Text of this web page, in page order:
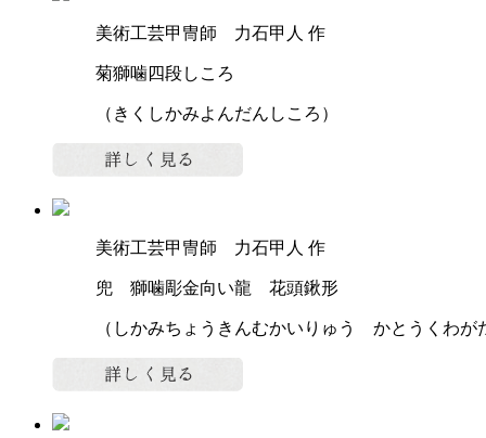
美術工芸甲冑師 力石甲人 作
菊獅噛四段しころ
（きくしかみよんだんしころ）
美術工芸甲冑師 力石甲人 作
兜 獅噛彫金向い龍 花頭鍬形
（しかみちょうきんむかいりゅう かとうくわが